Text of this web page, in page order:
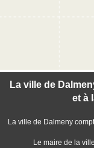
La ville de
et à
La ville de Dalmeny
Le maire de la